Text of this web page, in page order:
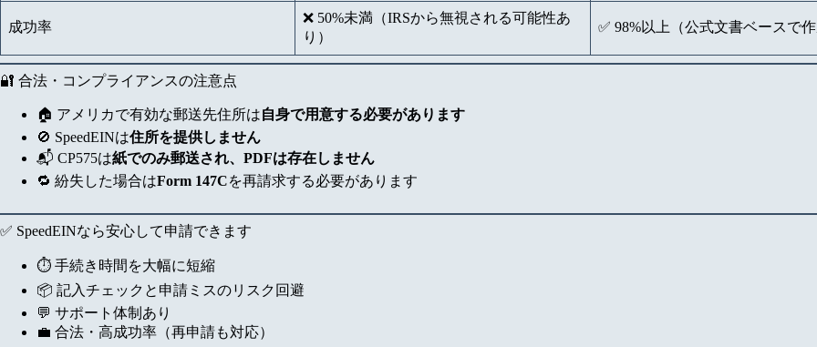
成功率
❌ 50%未満（IRSから無視される可能性あ
り）
✅ 98%以上（公式文書ベースで
🔐 合法・コンプライアンスの注意点
🏠 アメリカで有効な郵送先住所は自身で用意する必要があります
🚫 SpeedEINは住所を提供しません
📬 CP575は紙でのみ郵送され、PDFは存在しません
🔁 紛失した場合はForm 147Cを再請求する必要があります
✅ SpeedEINなら安心して申請できます
⏱️ 手続き時間を大幅に短縮
📦 記入チェックと申請ミスのリスク回避
💬 サポート体制あり
💼 合法・高成功率（再申請も対応）